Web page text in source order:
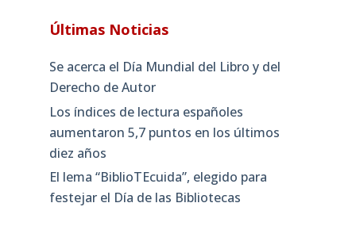
Últimas Noticias
Se acerca el Día Mundial del Libro y del
Derecho de Autor
Los índices de lectura españoles
aumentaron 5,7 puntos en los últimos
diez años
El lema “BiblioTEcuida”, elegido para
festejar el Día de las Bibliotecas